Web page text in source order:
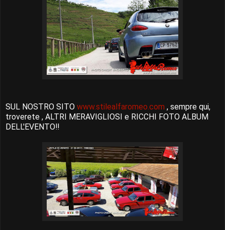
SUL NOSTRO SITO www.stilealfaromeo.com , sempre qui,
troverete , ALTRI MERAVIGLIOSI e RICCHI FOTO ALBUM
DELL'EVENTO!!